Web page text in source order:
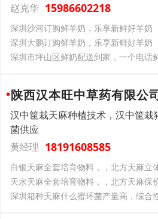
赵克华 15986602218
深圳沙河订购鲜羊奶，乐享新鲜好羊奶
深圳大鹏订购鲜羊奶，乐享新鲜好羊奶
深圳市坪山区鲜奶配送到家，一个电话
陕西汉本旺中草药有限公
汉中筐栽天麻种植技术，汉中筐
菌供应
黄经理 18191608585
白银天麻全套培育物料，，北方天麻立
天水天麻全套培育物料，，北方天麻保
深圳箱种天麻什么蜜环菌产量高，综合